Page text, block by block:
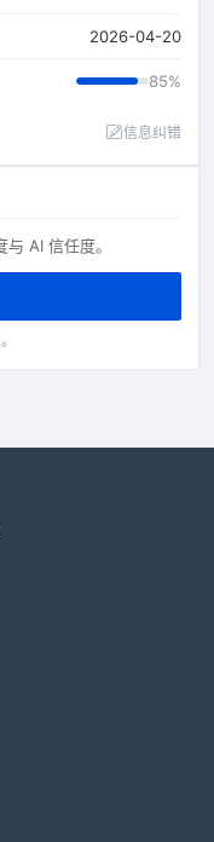
2026-04-20
85%
信息纠错
AI 信任度。